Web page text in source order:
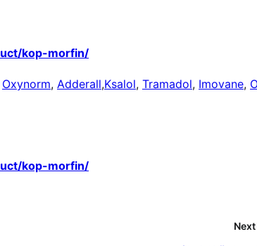
kop-morfin/
Oxynorm, Adderall,Ksalol, Tramadol, Imovane,
kop-morfin/